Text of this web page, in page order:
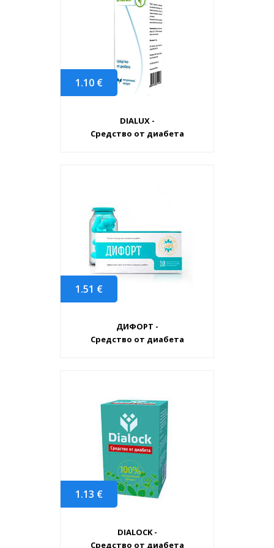
1.10 €
DIALUX -
Средство от диабета
1.51 €
ДИФОРТ -
Средство от диабета
1.13 €
DIALOCK -
Средство от диабета